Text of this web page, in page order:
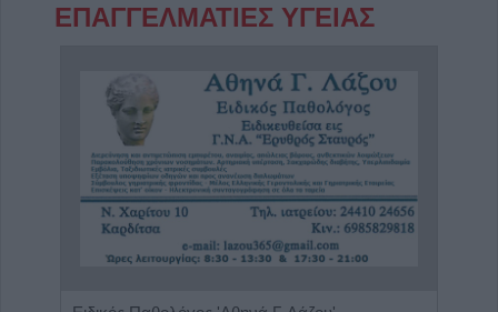
ΕΠΑΓΓΕΛΜΑΤΙΕΣ ΥΓΕΙΑΣ